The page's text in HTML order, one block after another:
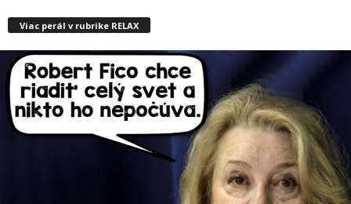
Viac perál v rubrike RELAX